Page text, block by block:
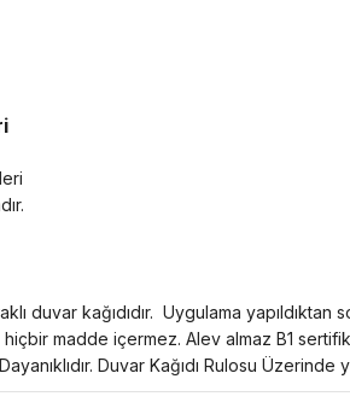
duvar kağıdıdır. Uygulama
madde içermez. Alev almaz B1
Duvar Kağıdı Rulosu